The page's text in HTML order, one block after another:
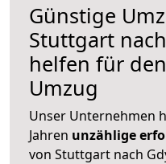
Günstige
Stuttgart
helfen für
Umzug
Unser Unternehmen
Jahren unzählige
von Stuttgart nach